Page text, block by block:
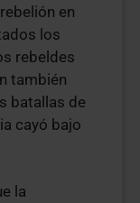
en
los
rebeldes
también
batallas de
cayó bajo
la